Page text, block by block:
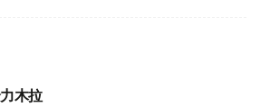
木拉